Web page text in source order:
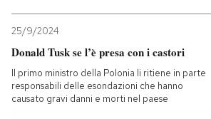
Economia
Sport
25/9/2024
Donald Tusk se l’è presa con i castori
Il primo ministro della Polonia li ritiene in parte
responsabili delle esondazioni che hanno
causato gravi danni e morti nel paese